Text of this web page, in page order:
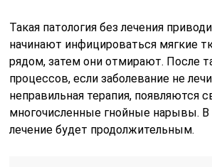
Такая патология без лечения
начинают инфицироваться мягкие
рядом, затем они отмирают. После
процессов, если заболевание не
неправильная терапия, появляются
многочисленные гнойные нарывы. В
лечение будет продолжительным.